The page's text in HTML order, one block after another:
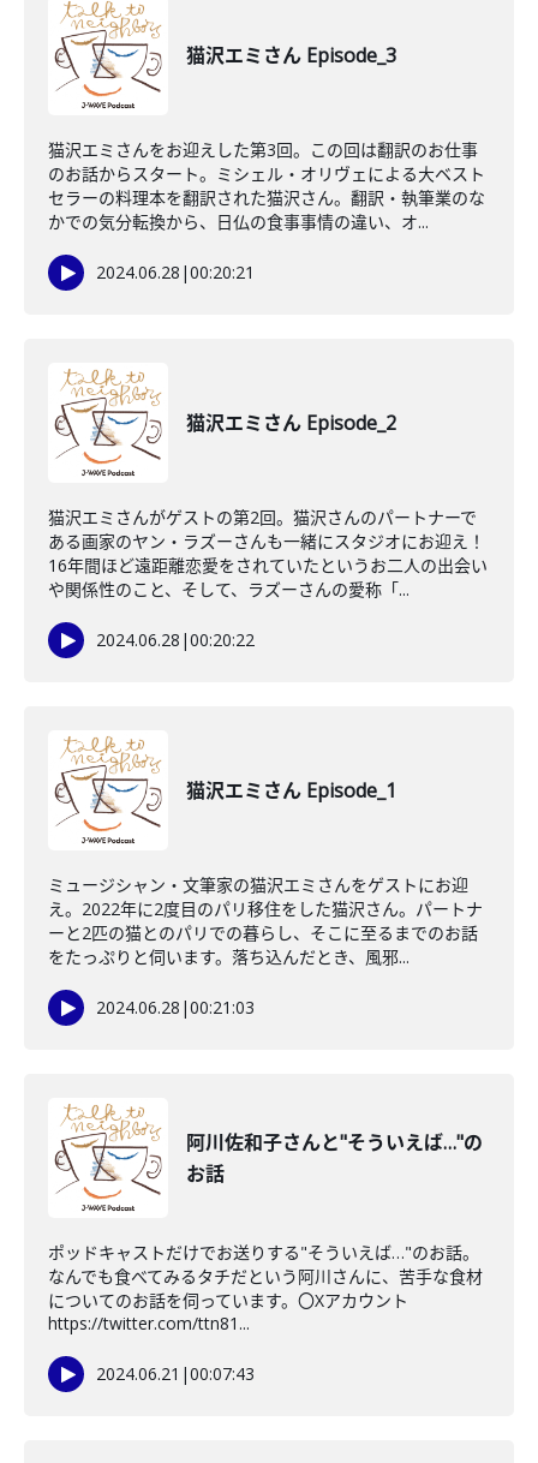
猫沢エミさん Episode_3
猫沢エミさんをお迎えした第3回。この回は翻訳のお仕事
のお話からスタート。ミシェル・オリヴェによる大ベスト
セラーの料理本を翻訳された猫沢さん。翻訳・執筆業のな
かでの気分転換から、日仏の食事事情の違い、オ...
2024.06.28 |00:20:21
猫沢エミさん Episode_2
猫沢エミさんがゲストの第2回。猫沢さんのパートナーで
ある画家のヤン・ラズーさんも一緒にスタジオにお迎え！
16年間ほど遠距離恋愛をされていたというお二人の出会い
や関係性のこと、そして、ラズーさんの愛称「...
2024.06.28 |00:20:22
猫沢エミさん Episode_1
ミュージシャン・文筆家の猫沢エミさんをゲストにお迎
え。2022年に2度目のパリ移住をした猫沢さん。パートナ
ーと2匹の猫とのパリでの暮らし、そこに至るまでのお話
をたっぷりと伺います。落ち込んだとき、風邪...
2024.06.28 |00:21:03
阿川佐和子さんと"そういえば…"の
お話
ポッドキャストだけでお送りする"そういえば…"のお話。
なんでも食べてみるタチだという阿川さんに、苦手な食材
についてのお話を伺っています。〇Xアカウント
https://twitter.com/ttn81...
2024.06.21 |00:07:43